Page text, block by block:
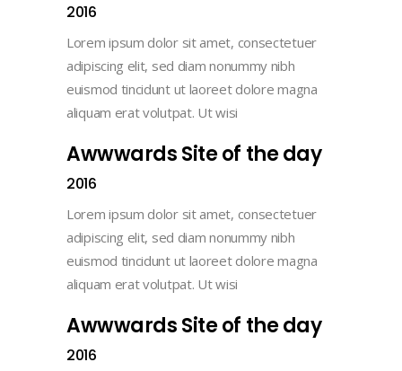
2016
Lorem ipsum dolor sit amet, consectetuer
adipiscing elit, sed diam nonummy nibh
euismod tincidunt ut laoreet dolore magna
aliquam erat volutpat. Ut wisi
Awwwards Site of the day
2016
Lorem ipsum dolor sit amet, consectetuer
adipiscing elit, sed diam nonummy nibh
euismod tincidunt ut laoreet dolore magna
aliquam erat volutpat. Ut wisi
Awwwards Site of the day
2016